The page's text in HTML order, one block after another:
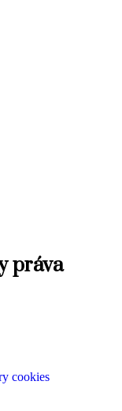
práva
cookies